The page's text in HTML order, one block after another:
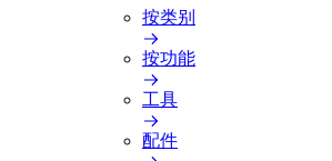
按类别
按功能
工具
配件